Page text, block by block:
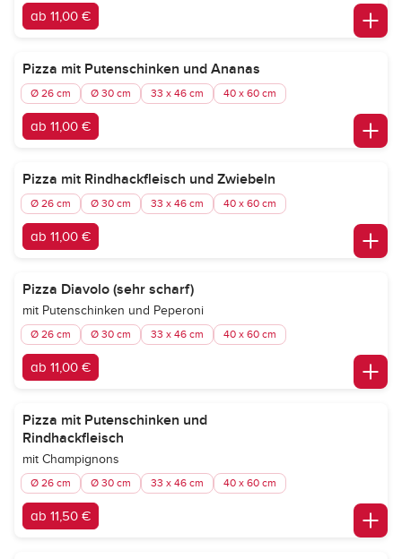
ab 11,00 €
Pizza mit Putenschinken und Ananas
Ø 26 cm Ø 30 cm 33 x 46 cm 40 x 60 cm
ab 11,00 €
Pizza mit Rindhackfleisch und Zwiebeln
Ø 26 cm Ø 30 cm 33 x 46 cm 40 x 60 cm
ab 11,00 €
Pizza Diavolo (sehr scharf)
mit Putenschinken und Peperoni
Ø 26 cm Ø 30 cm 33 x 46 cm 40 x 60 cm
ab 11,00 €
Pizza mit Putenschinken und
Rindhackfleisch
mit Champignons
Ø 26 cm Ø 30 cm 33 x 46 cm 40 x 60 cm
ab 11,50 €